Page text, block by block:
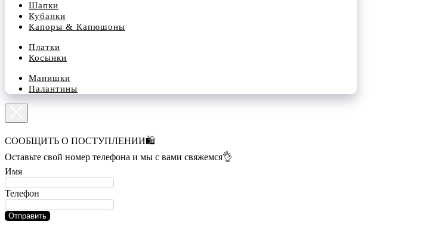
Шапки
Кубанки
Капоры & Капюшоны
Платки
Косынки
Манишки
Палантины
СООБЩИТЬ О ПОСТУПЛЕНИИ🛍️
Оставьте свой номер телефона и мы с вами свяжемся👌
Имя
Телефон
Отправить